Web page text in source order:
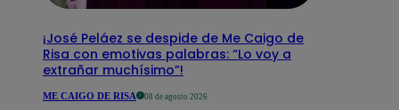
¡José Peláez se despide de Me Caigo de
Risa con emotivas palabras: “Lo voy a
extrañar muchísimo”!
ME CAIGO DE RISA 08 de agosto 2026